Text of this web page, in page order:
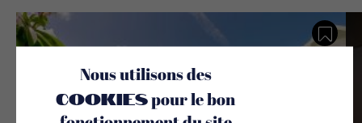
Nous utilisons des
cookiespour le bon